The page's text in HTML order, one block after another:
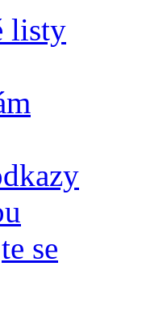
listy
se